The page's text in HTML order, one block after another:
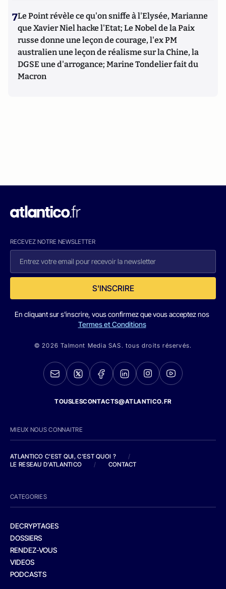
7Le Point révèle ce qu'on sniffe à l'Elysée, Marianne
que Xavier Niel hacke l'Etat; Le Nobel de la Paix
russe donne une leçon de courage, l'ex PM
australien une leçon de réalisme sur la Chine, la
DGSE une d'arrogance; Marine Tondelier fait du
Macron
RECEVEZ NOTRE NEWSLETTER
S'INSCRIRE
En cliquant sur s'inscrire, vous confirmez que vous acceptez nos
Termes et Conditions
© 2026 Talmont Media SAS. tous droits réservés.
TOUSLESCONTACTS@ATLANTICO.FR
MIEUX NOUS CONNAITRE
ATLANTICO C'EST QUI, C'EST QUOI ?
/
LE RESEAU D'ATLANTICO
/ CONTACT
CATEGORIES
DECRYPTAGES
DOSSIERS
RENDEZ-VOUS
VIDEOS
PODCASTS